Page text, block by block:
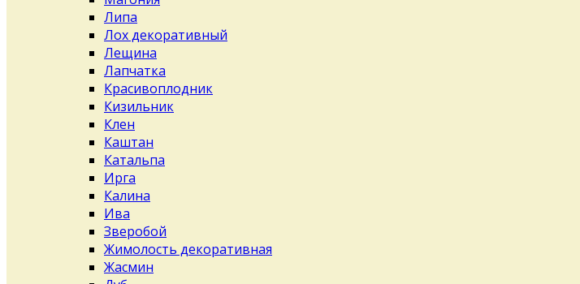
Липа
Лох декоративный
Лещина
Лапчатка
Красивоплодник
Кизильник
Клен
Каштан
Катальпа
Ирга
Калина
Ива
Зверобой
Жимолость декоративная
Жасмин